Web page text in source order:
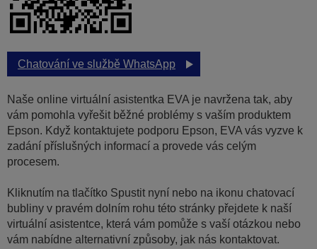
Chatování ve službě WhatsApp
Naše online virtuální asistentka EVA je navržena tak, aby
vám pomohla vyřešit běžné problémy s vaším produktem
Epson. Když kontaktujete podporu Epson, EVA vás vyzve k
zadání příslušných informací a provede vás celým
procesem.
Kliknutím na tlačítko Spustit nyní nebo na ikonu chatovací
bubliny v pravém dolním rohu této stránky přejdete k naší
virtuální asistentce, která vám pomůže s vaší otázkou nebo
vám nabídne alternativní způsoby, jak nás kontaktovat.